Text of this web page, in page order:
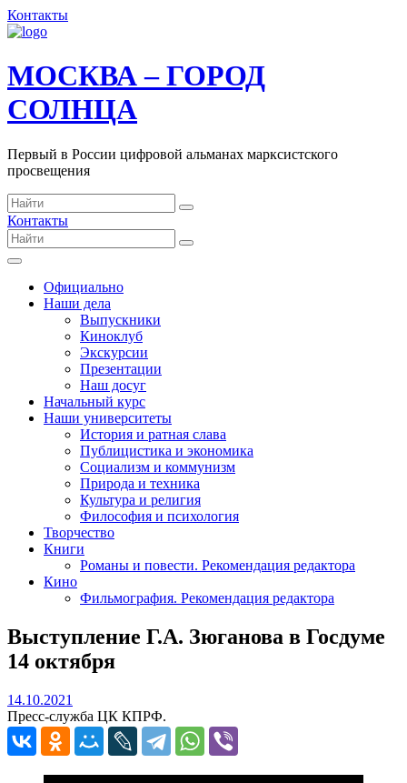
Контакты
МОСКВА – ГОРОД
СОЛНЦА
Первый в России цифровой альманах марксистского
просвещения
Контакты
Официально
Наши дела
Выпускники
Киноклуб
Экскурсии
Презентации
Наш досуг
Начальный курс
Наши университеты
История и ратная слава
Публицистика и экономика
Социализм и коммунизм
Природа и техника
Культура и религия
Философия и психология
Творчество
Книги
Романы и повести. Рекомендация редактора
Кино
Фильмография. Рекомендация редактора
Выступление Г.А. Зюганова в Госдуме
14 октября
14.10.2021
Пресс-служба ЦК КПРФ.